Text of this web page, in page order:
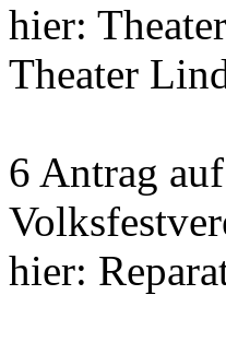
hier:
Theater
6 Antrag
hier: